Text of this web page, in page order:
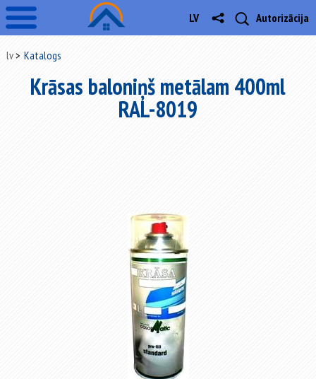
Autorizācija
LV
lv Katalogs
Krāsas baloniņš metālam 400ml
RAL-8019